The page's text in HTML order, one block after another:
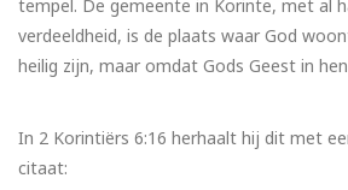
tempel. De gemeente in Korinte, met al
verdeeldheid, is de plaats waar God
heilig zijn, maar omdat Gods Geest in
In 2 Korintiërs 6:16 herhaalt hij dit met
citaat: